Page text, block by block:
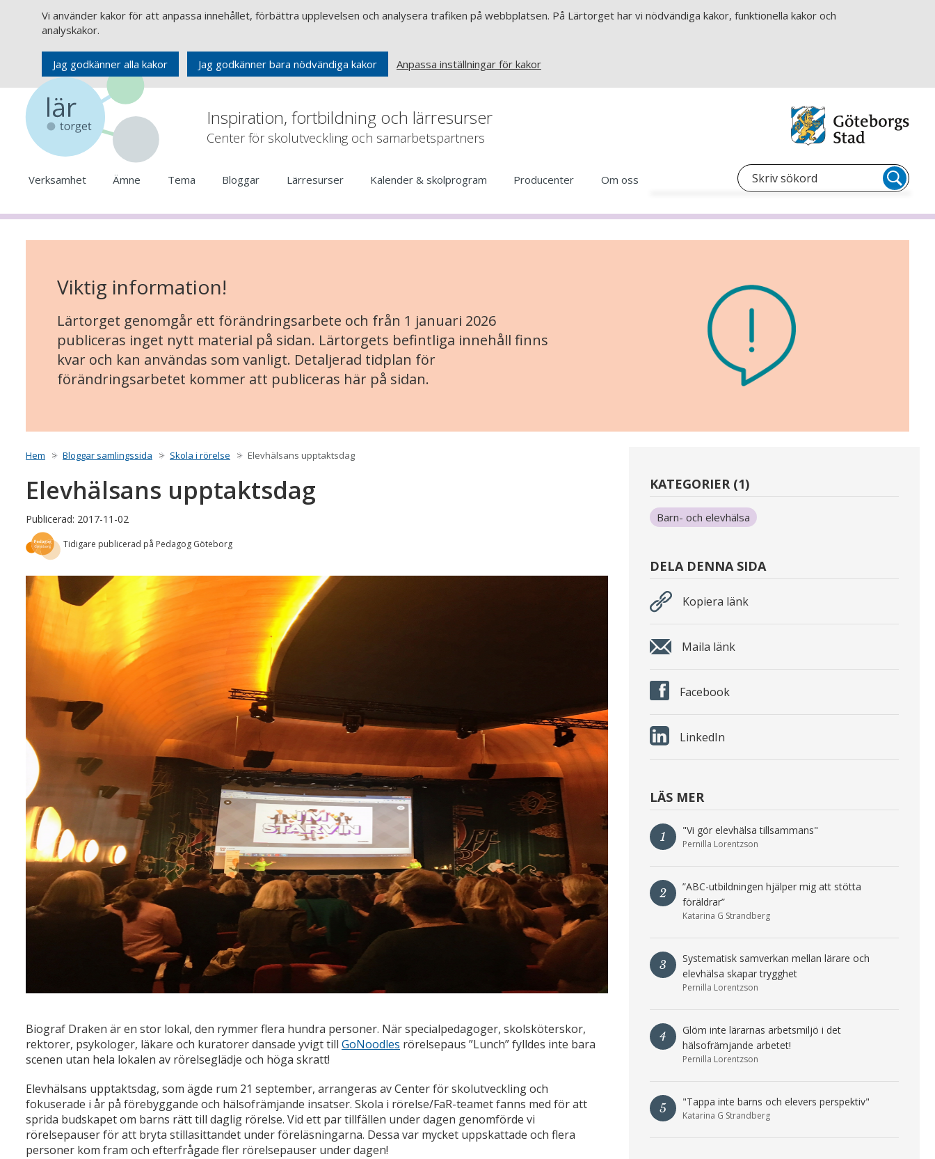
Vi använder kakor för att anpassa innehållet, förbättra upplevelsen och analysera trafiken på webbplatsen. På Lärtorget har vi nödvändiga kakor, funktionella kakor och
analyskakor.
Jag godkänner alla kakor Jag godkänner bara nödvändiga kakor Anpassa inställningar för kakor
Inspiration, fortbildning och lärresurser
Center för skolutveckling och samarbetspartners
Verksamhet Ämne Tema Bloggar Lärresurser Kalender & skolprogram Producenter Om oss
Viktig information!
Lärtorget genomgår ett förändringsarbete och från 1 januari 2026
publiceras inget nytt material på sidan. Lärtorgets befintliga innehåll finns
kvar och kan användas som vanligt. Detaljerad tidplan för
förändringsarbetet kommer att publiceras här på sidan.
Hem Bloggar samlingssida Skola i rörelse Elevhälsans upptaktsdag
Elevhälsans upptaktsdag
Publicerad: 2017-11-02
Tidigare publicerad på Pedagog Göteborg
Biograf Draken är en stor lokal, den rymmer flera hundra personer. När specialpedagoger, skolsköterskor,
rektorer, psykologer, läkare och kuratorer dansade yvigt till GoNoodles rörelsepaus ”Lunch” fylldes inte bara
scenen utan hela lokalen av rörelseglädje och höga skratt!
Elevhälsans upptaktsdag, som ägde rum 21 september, arrangeras av Center för skolutveckling och
fokuserade i år på förebyggande och hälsofrämjande insatser. Skola i rörelse/FaR-teamet fanns med för att
sprida budskapet om barns rätt till daglig rörelse. Vid ett par tillfällen under dagen genomförde vi
rörelsepauser för att bryta stillasittandet under föreläsningarna. Dessa var mycket uppskattade och flera
personer kom fram och efterfrågade fler rörelsepauser under dagen!
KATEGORIER (1)
Barn- och elevhälsa
DELA DENNA SIDA
Kopiera länk
Maila länk
Facebook
LinkedIn
LÄS MER
1 "Vi gör elevhälsa tillsammans"
Pernilla Lorentzson
2
”ABC-utbildningen hjälper mig att stötta
föräldrar”
Katarina G Strandberg
3
Systematisk samverkan mellan lärare och
elevhälsa skapar trygghet
Pernilla Lorentzson
4
Glöm inte lärarnas arbetsmiljö i det
hälsofrämjande arbetet!
Pernilla Lorentzson
5 "Tappa inte barns och elevers perspektiv"
Katarina G Strandberg